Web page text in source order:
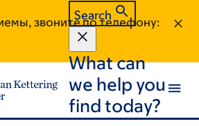
звоните по телефону:
Search
What can
we help you
find today?